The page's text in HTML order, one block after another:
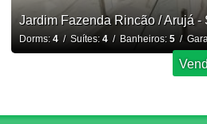
Jardim Fazenda Rincão / Arujá -
Dorms: 4/ Suítes: 4/ Banheiros: 5/